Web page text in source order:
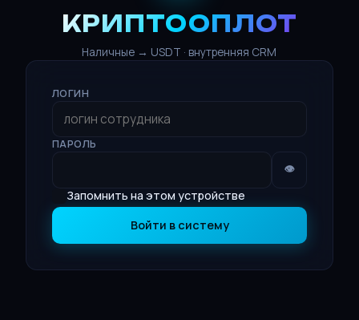
КРИПТООПЛОТ
Наличные → USDT · внутренняя CRM
ЛОГИН
ПАРОЛЬ
👁
Запомнить на этом устройстве
Войти в систему